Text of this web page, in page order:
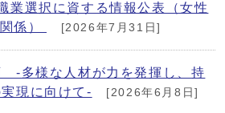
選択に資する情報公表（女性
係）
[2026年7月31日]
-多様な人材が力を発揮し、持
現に向けて-
[2026年6月8日]